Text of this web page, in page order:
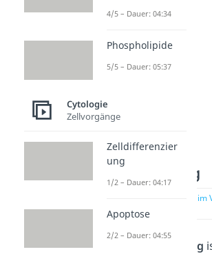
Zellentgiftung
zur Stelle
Entgiftung
4/5 – Dauer: 04:34
Phospholipide
5/5 – Dauer: 05:37
Cytologie
Zellvorgänge
Zelldifferenzier
ung
1/2 – Dauer: 04:17
Apoptose
2/2 – Dauer: 04:55